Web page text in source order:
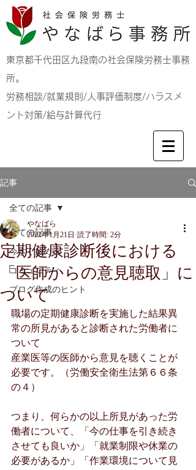
東京都千代田区九段南の社会保険労務士事務
所。
労務相談/就業規則/人事評価制度/ハラスメ
ント対策/給与計算代行
記事
全ての記事
今すぐ始める
コミュニティ
ブログ作成のヒント
全ての記事
定期健康診断後における
「医師からの意見聴取」に
ついて
やなばら
2022年1月21日 読了時間: 2分
職場の定期健康診断を実施した結果異
常の所見があると診断された労働者に
ついて
産業医等の医師から意見を聴くことが
必要です。（労働安全衛生法第６６条
の４）
つまり、何らかの以上所見があった労
働者について、「今の仕事を引き続き
させても良いか」「就業制限や休業の
必要があるか」「作業環境について見